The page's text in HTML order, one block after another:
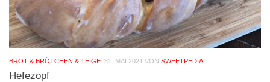
BROT & BRÖTCHEN & TEIGE 31. MAI 2021 VON SWEETPEDIA
Hefezopf